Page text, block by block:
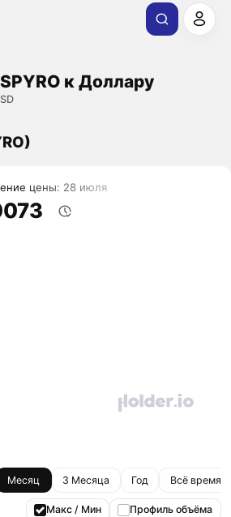
к Доллару
цены: 28 июля
Месяц 3 Месяца Год Всё время
Макс / Мин Профиль объёма